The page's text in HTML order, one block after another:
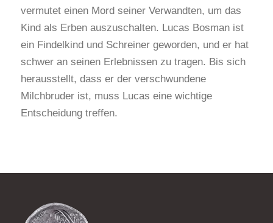
vermutet einen Mord seiner Verwandten, um das
Kind als Erben auszuschalten. Lucas Bosman ist
ein Findelkind und Schreiner geworden, und er hat
schwer an seinen Erlebnissen zu tragen. Bis sich
herausstellt, dass er der verschwundene
Milchbruder ist, muss Lucas eine wichtige
Entscheidung treffen.